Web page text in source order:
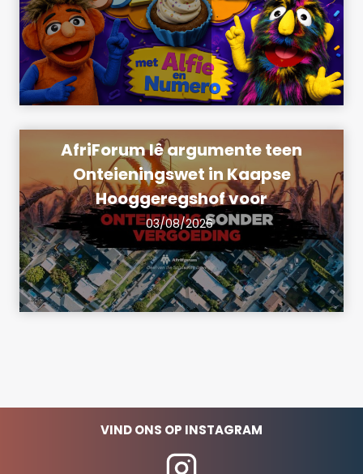
AfriForum lê argumente teen
Onteieningswet in Kaapse
Hooggeregshof voor
03/08/2026
VIND ONS OP INSTAGRAM